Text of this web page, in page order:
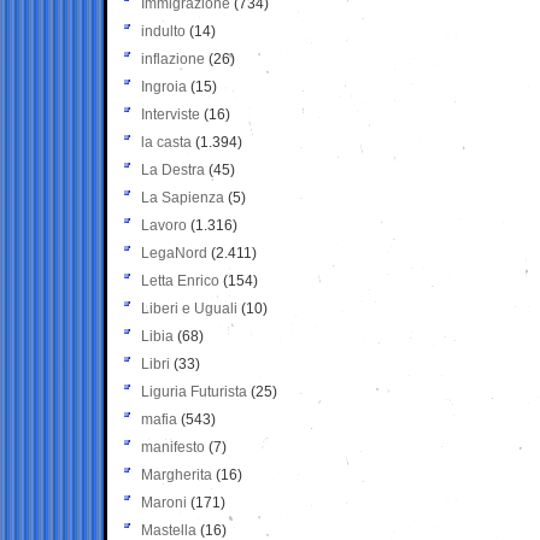
Immigrazione (734)
indulto (14)
inflazione (26)
Ingroia (15)
Interviste (16)
la casta (1.394)
La Destra (45)
La Sapienza (5)
Lavoro (1.316)
LegaNord (2.411)
Letta Enrico (154)
Liberi e Uguali (10)
Libia (68)
Libri (33)
Liguria Futurista (25)
mafia (543)
manifesto (7)
Margherita (16)
Maroni (171)
Mastella (16)